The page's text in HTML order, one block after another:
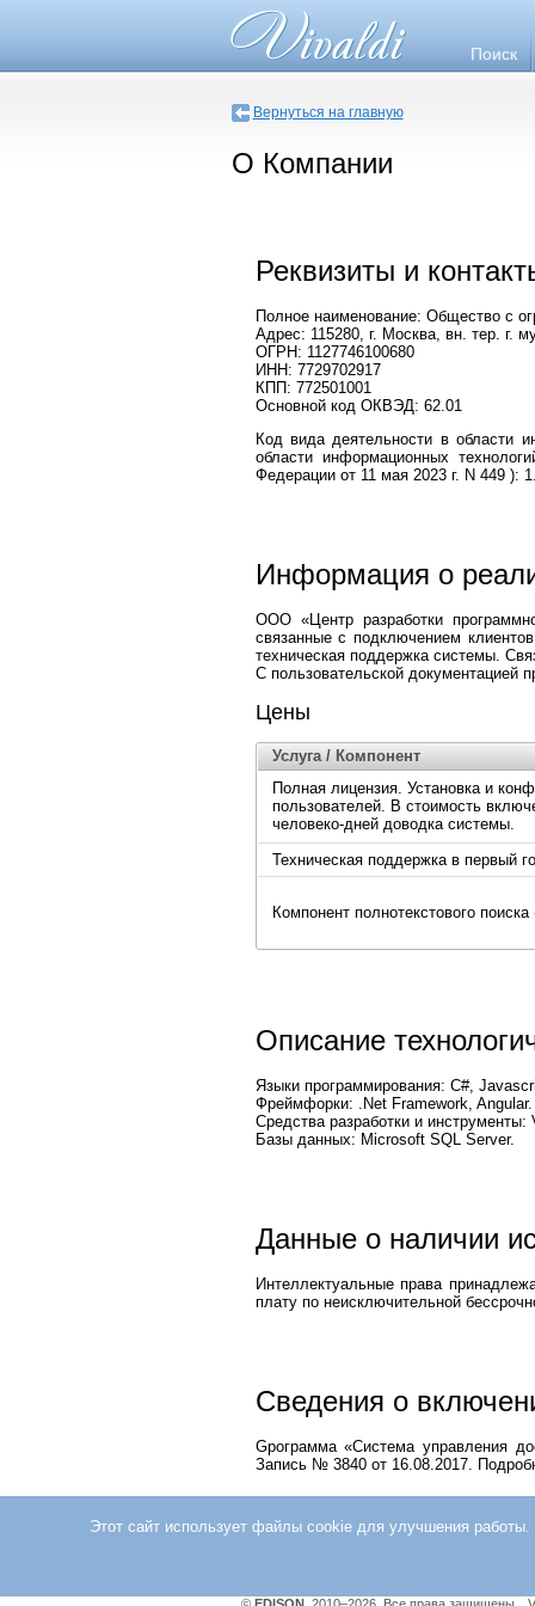
Поиск
Вернуться на главную
О Компании
Реквизиты и
Полное наименование: Общество с
Адрес: 115280, г. Москва, вн. тер. г.
ОГРН: 1127746100680
ИНН: 7729702917
КПП: 772501001
Основной код ОКВЭД: 62.01
Код вида деятельности в области
области информационных
Федерации от 11 мая 2023 г. N 449 ):
Информация о
ООО «Центр разработки
связанные с подключением
техническая поддержка системы.
C пользовательской документацией
Цены
Услуга / Компонент
Полная лицензия. Установка и
пользователей. В стоимость
человеко-дней доводка системы.
Техническая поддержка в первый
Компонент полнотекстового
Описание
Языки программирования: С#,
Фреймфорки: .Net Framework, Angular.
Средства разработки и
Базы данных: Microsoft SQL Server.
Данные о наличии
Интеллектуальные права
плату по неисключительной
Сведения о
Gрограмма «Система управления
Запись № 3840 от 16.08.2017.
Этот сайт использует файлы cookie для улучшения